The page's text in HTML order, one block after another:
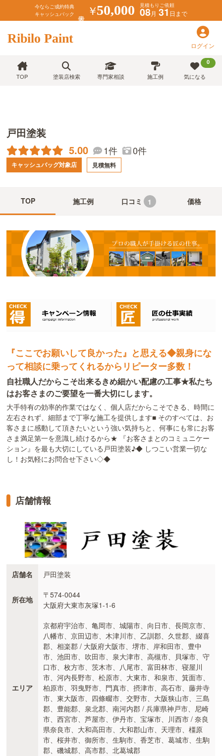
今ならご成約特典
キャッシュバック
￥50,000 見積もりご依頼
08月 31日まで
Ribilo Paint ログイン
TOP 塗装店検索 専門家相談 施工例
0
気になる
戸田塗装
5.00 1件 0件
キャッシュバッグ対象店 見積無料
TOP 施工例 口コミ 1 価格
『ここでお願いして良かった』と思える◆親身にな
って相談に乗ってくれるからリピーター多数！
自社職人だからこそ出来るきめ細かい配慮の工事★私たち
はお客さまのご要望を一番大切にします。
大手特有の効率的作業ではなく、個人店だからこそできる、時間に
左右されず、細部まで丁寧な施工を提供します■ そのすべては、お
客さまに感動して頂きたいという強い気持ちと、何事にも常にお客
さま満足第一を意識し続けるから★ 『お客さまとのコミュニケー
ション』を最も大切にしている戸田塗装♪◆ しつこい営業一切な
し！お気軽にお問合せ下さい◇◆
店舗情報
店舗名 戸田塗装
所在地
〒574-0044
大阪府大東市灰塚1-1-6
エリア
京都府宇治市、亀岡市、城陽市、向日市、長岡京市、
八幡市、京田辺市、木津川市、乙訓郡、久世郡、綴喜
郡、相楽郡 / 大阪府大阪市、堺市、岸和田市、豊中
市、池田市、吹田市、泉大津市、高槻市、貝塚市、守
口市、枚方市、茨木市、八尾市、富田林市、寝屋川
市、河内長野市、松原市、大東市、和泉市、箕面市、
柏原市、羽曳野市、門真市、摂津市、高石市、藤井寺
市、東大阪市、四條畷市、交野市、大阪狭山市、三島
郡、豊能郡、泉北郡、南河内郡 / 兵庫県神戸市、尼崎
市、西宮市、芦屋市、伊丹市、宝塚市、川西市 / 奈良
県奈良市、大和高田市、大和郡山市、天理市、橿原
市、桜井市、御所市、生駒市、香芝市、葛城市、生駒
郡、磯城郡、高市郡、北葛城郡